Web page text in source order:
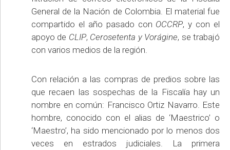
General de la Nación de Colombia. El material fue
compartido el año pasado con OCCRP, y con el
apoyo de CLIP, Cerosetenta y Vorágine, se trabajó
con varios medios de la región.
Con relación a las compras de predios sobre las
que recaen las sospechas de la Fiscalía hay un
nombre en común: Francisco Ortiz Navarro. Este
hombre, conocido con el alias de ‘Maestrico’ o
‘Maestro’, ha sido mencionado por lo menos dos
veces en estrados judiciales. La primera